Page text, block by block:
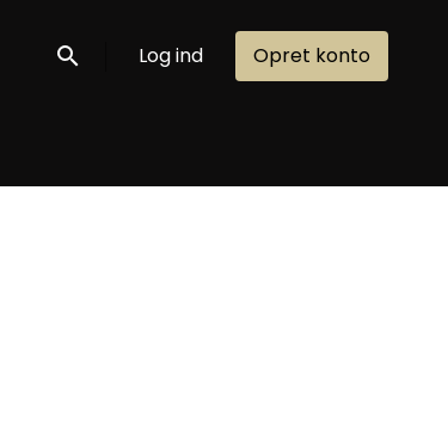
Søg nu Log ind Opret konto